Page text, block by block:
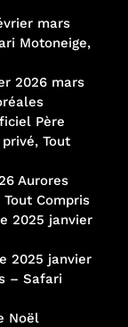
mars
Motoneige,
2026 mars
Père
Tout
Aurores
Compris
2025 janvier
2025 janvier
– Safari
Noël